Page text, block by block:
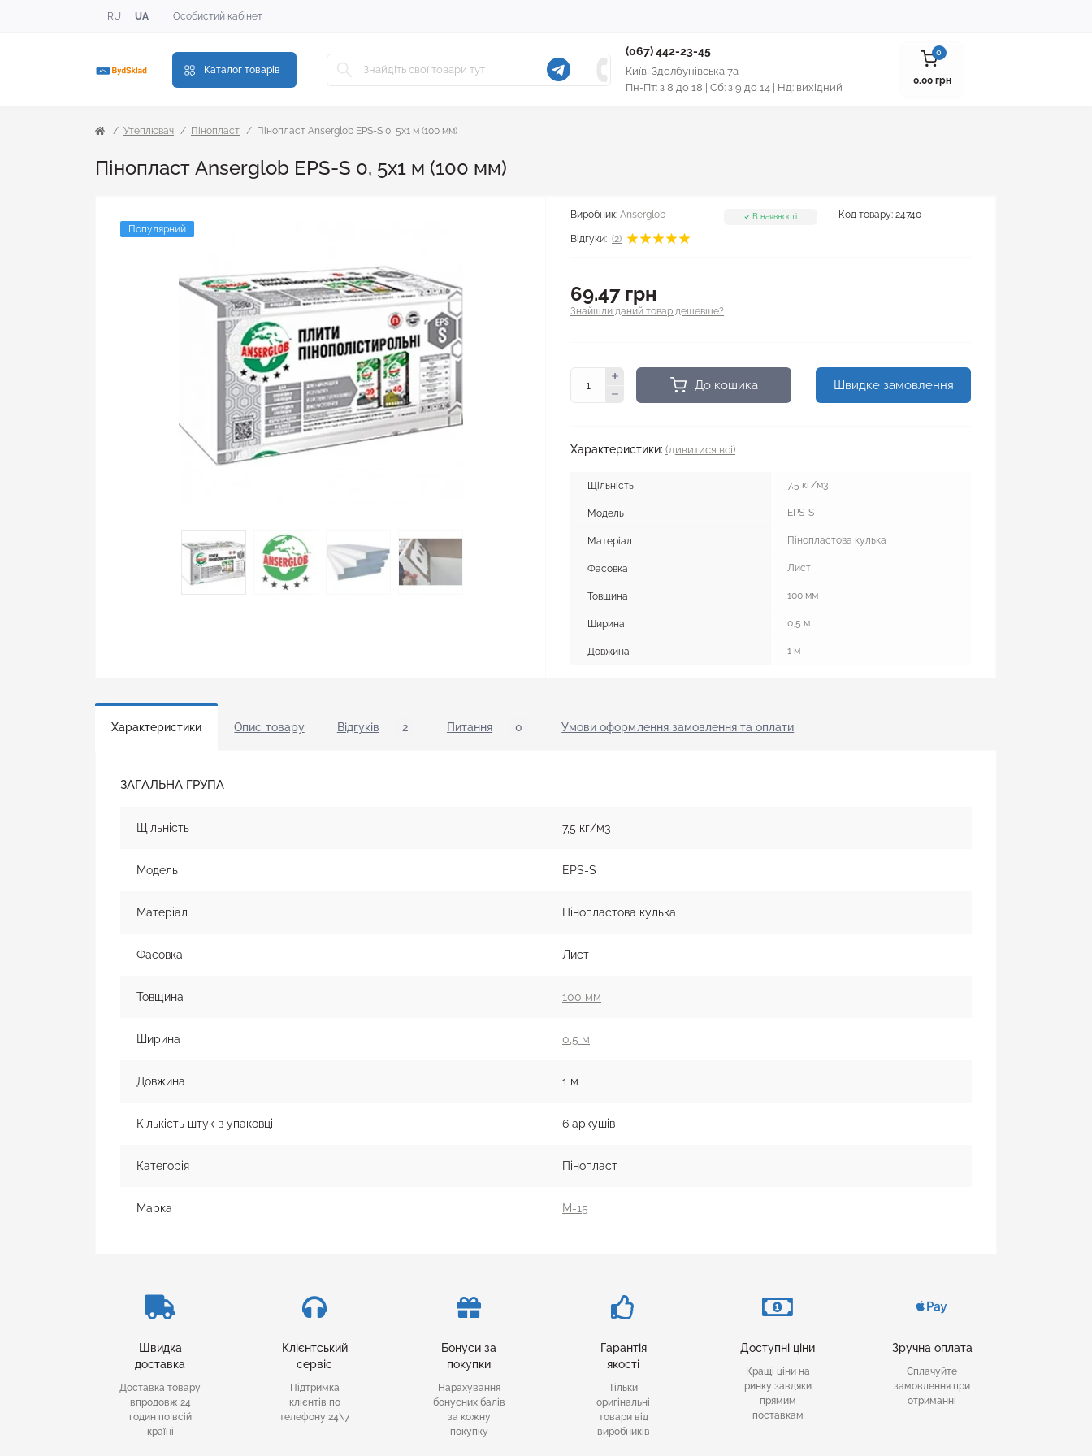
RU UA Особистий кабінет
Каталог товарів
(067) 442-23-45
Київ, Здолбунівська 7а
Пн-Пт: з 8 до 18 | Сб: з 9 до 14 | Нд: вихідний
0
0.00 грн
Утеплювач Пінопласт Пінопласт Anserglob EPS-S 0, 5х1 м (100 мм)
Пінопласт Anserglob EPS-S 0, 5х1 м (100 мм)
Популярний
Виробник: Anserglob Код товару: 24740
Відгуки: (2)
В наявності
69.47 грн
Знайшли даний товар дешевше?
До кошика Швидке замовлення
Характеристики: (дивитися всі)
Щільність 7,5 кг/м3
Модель EPS-S
Матеріал Пінопластова кулька
Фасовка Лист
Товщина 100 мм
Ширина 0,5 м
Довжина 1 м
Характеристики Опис товару Відгуків 2 Питання 0 Умови оформлення замовлення тa оплати
ЗАГАЛЬНА ГРУПА
Щільність 7,5 кг/м3
Модель EPS-S
Матеріал Пінопластова кулька
Фасовка Лист
Товщина 100 мм
Ширина 0,5 м
Довжина 1 м
Кількість штук в упаковці 6 аркушів
Категорія Пінопласт
Марка М-15
Швидка
доставка
Доставка товару
впродовж 24
годин по всій
країні
Клієнтський
сервіс
Підтримка
клієнтів по
телефону 24\7
Бонуси за
покупки
Нарахування
бонусних балів
за кожну
покупку
Гарантія
якості
Тільки
оригінальні
товари від
виробників
Доступні ціни
Кращі ціни на
ринку завдяки
прямим
поставкам
Зручна оплата
Сплачуйте
замовлення при
отриманні